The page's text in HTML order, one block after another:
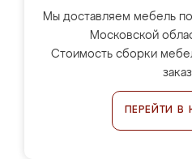
Мы доставляем мебель
Московской
Стоимость сборки
ПЕРЕЙТИ В